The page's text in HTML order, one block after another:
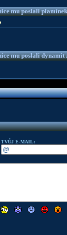
mu poslali
mu poslali dynamit
TVŮJ E-MAIL: